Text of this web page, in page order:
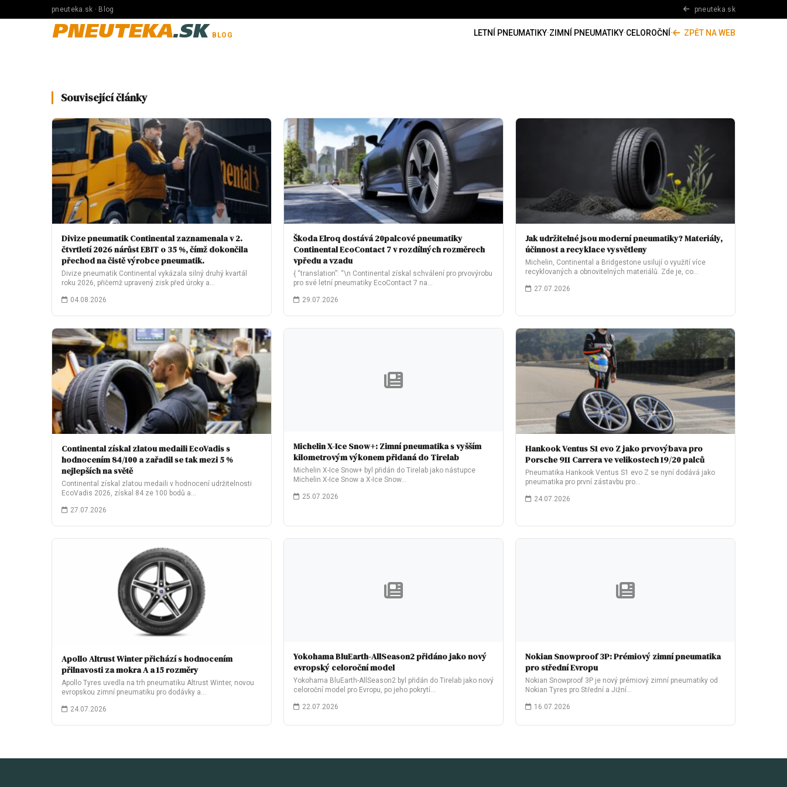
pneuteka.sk · Blog pneuteka.sk
PNEUTEKA.SK BLOG LETNÍ PNEUMATIKY·ZIMNÍ PNEUMATIKY·CELOROČNÍ · ZPĚT NA WEB
Související články
Divize pneumatik Continental zaznamenala v 2.
čtvrtletí 2026 nárůst EBIT o 35 %, čímž dokončila
přechod na čistě výrobce pneumatik.
Divize pneumatik Continental vykázala silný druhý kvartál
roku 2026, přičemž upravený zisk před úroky a…
04.08.2026
Škoda Elroq dostává 20palcové pneumatiky
Continental EcoContact 7 v rozdílných rozměrech
vpředu a vzadu
{ “translation”: “\n Continental získal schválení pro prvovýrobu
pro své letní pneumatiky EcoContact 7 na…
29.07.2026
Jak udržitelné jsou moderní pneumatiky? Materiály,
účinnost a recyklace vysvětleny
Michelin, Continental a Bridgestone usilují o využití více
recyklovaných a obnovitelných materiálů. Zde je, co…
27.07.2026
Continental získal zlatou medaili EcoVadis s
hodnocením 84/100 a zařadil se tak mezi 5 %
nejlepších na světě
Continental získal zlatou medaili v hodnocení udržitelnosti
EcoVadis 2026, získal 84 ze 100 bodů a…
27.07.2026
Michelin X-Ice Snow+: Zimní pneumatika s vyšším
kilometrovým výkonem přidaná do Tirelab
Michelin X-Ice Snow+ byl přidán do Tirelab jako nástupce
Michelin X-Ice Snow a X-Ice Snow…
25.07.2026
Hankook Ventus S1 evo Z jako prvovýbava pro
Porsche 911 Carrera ve velikostech 19/20 palců
Pneumatika Hankook Ventus S1 evo Z se nyní dodává jako
pneumatika pro první zástavbu pro…
24.07.2026
Apollo Altrust Winter přichází s hodnocením
přilnavosti za mokra A a 15 rozměry
Apollo Tyres uvedla na trh pneumatiku Altrust Winter, novou
evropskou zimní pneumatiku pro dodávky a…
24.07.2026
Yokohama BluEarth-AllSeason2 přidáno jako nový
evropský celoroční model
Yokohama BluEarth-AllSeason2 byl přidán do Tirelab jako nový
celoroční model pro Evropu, po jeho pokrytí…
22.07.2026
Nokian Snowproof 3P: Prémiový zimní pneumatika
pro střední Evropu
Nokian Snowproof 3P je nový prémiový zimní pneumatiky od
Nokian Tyres pro Střední a Jižní…
16.07.2026